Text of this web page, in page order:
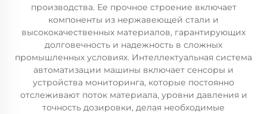
производства. Ее прочное строение включает
компоненты из нержавеющей стали и
высококачественных материалов, гарантирующих
долговечность и надежность в сложных
промышленных условиях. Интеллектуальная система
автоматизации машины включает сенсоры и
устройства мониторинга, которые постоянно
отслеживают поток материала, уровни давления и
точность дозировки, делая необходимые